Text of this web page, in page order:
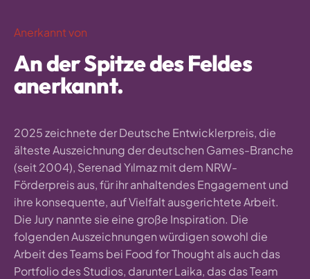
Anerkannt von
An der Spitze des Feldes
anerkannt.
2025 zeichnete der Deutsche Entwicklerpreis, die
älteste Auszeichnung der deutschen Games-Branche
(seit 2004), Serenad Yılmaz mit dem NRW-
Förderpreis aus, für ihr anhaltendes Engagement und
ihre konsequente, auf Vielfalt ausgerichtete Arbeit.
Die Jury nannte sie eine große Inspiration. Die
folgenden Auszeichnungen würdigen sowohl die
Arbeit des Teams bei Food for Thought als auch das
Portfolio des Studios, darunter Laika, das das Team